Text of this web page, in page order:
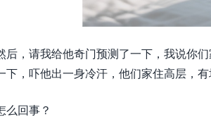
后，请我给他奇门预测了一下，我说你
下，吓他出一身冷汗，他们家住高层，
么回事？